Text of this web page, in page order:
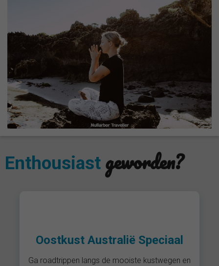
Enthousiast geworden?
Sydney naar Brisbane
Neem de tijd voor Australië. Wist je dat er tussen